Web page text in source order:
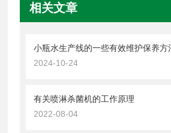
相关文章
小瓶水生产线的一些有效维护保养方
2024-10-24
有关喷淋杀菌机的工作原理
2022-08-04